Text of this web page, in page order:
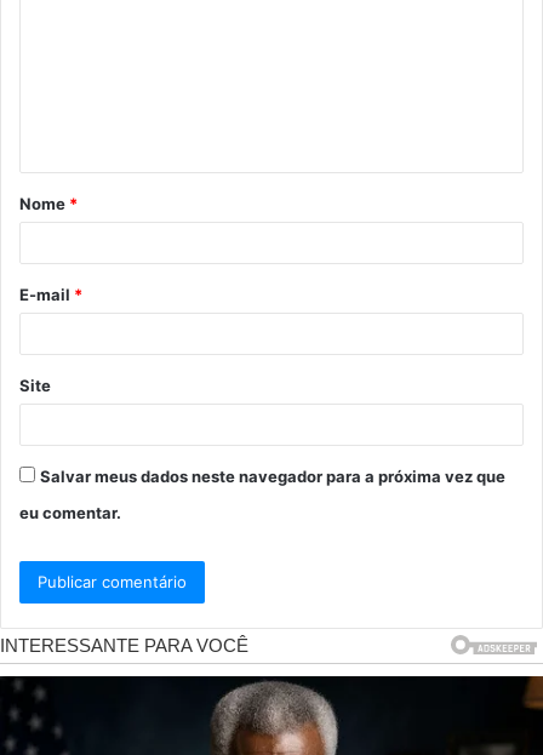
á
r
*
Nome *
E-mail *
Site
Salvar meus dados neste navegador para a próxima vez que
eu comentar.